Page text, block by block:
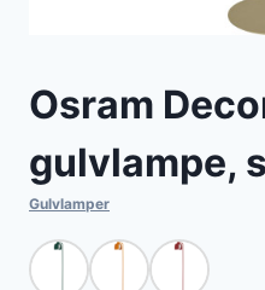
Osram
gulvlampe,
Gulvlamper